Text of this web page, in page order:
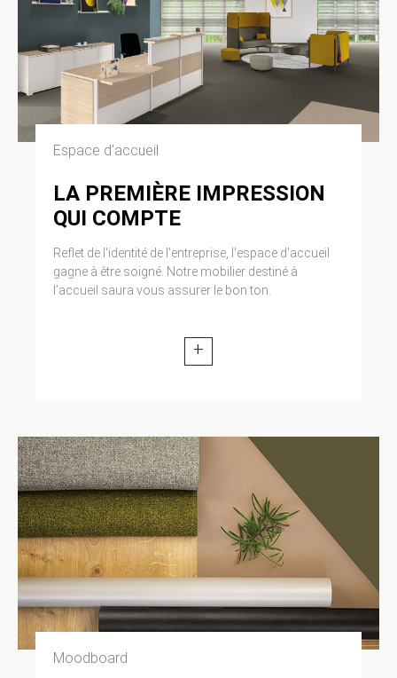
Espace d’accueil
LA PREMIÈRE IMPRESSION
QUI COMPTE
Reflet de l'identité de l'entreprise, l'espace d'accueil
gagne à être soigné. Notre mobilier destiné à
l’accueil saura vous assurer le bon ton.
+
Moodboard